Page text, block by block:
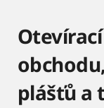
plášťů a